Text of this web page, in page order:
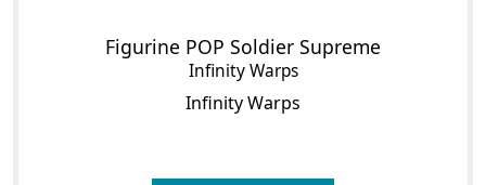
Figurine POP Soldier Supreme
Infinity Warps
Infinity Warps